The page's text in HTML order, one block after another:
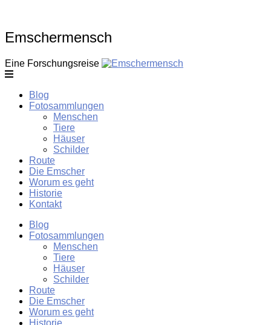
content
Emschermensch
Eine Forschungsreise
Blog
Fotosammlungen
Menschen
Tiere
Häuser
Schilder
Route
Die Emscher
Worum es geht
Historie
Kontakt
Blog
Fotosammlungen
Menschen
Tiere
Häuser
Schilder
Route
Die Emscher
Worum es geht
Historie